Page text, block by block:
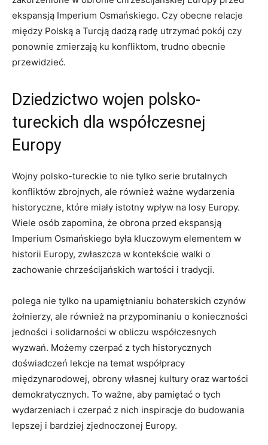
ekspansją ⁢Imperium Osmańskiego. Czy ​obecne relacje
między Polską ‌a ⁢Turcją dadzą radę utrzymać⁤ pokój ⁤czy
ponownie zmierzają ku konfliktom, ‌trudno‌ obecnie
przewidzieć.
Dziedzictwo wojen polsko-
tureckich dla współczesnej
Europy
Wojny polsko-tureckie to nie tylko serie brutalnych
konfliktów zbrojnych, ale również⁢ ważne⁢ wydarzenia
historyczne, które miały istotny wpływ ​na losy‍ Europy.‍
Wiele osób zapomina, że obrona ‌przed ekspansją
‌Imperium ‌Osmańskiego ⁤była kluczowym ‌elementem w
historii Europy, zwłaszcza w ⁣kontekście walki o
zachowanie chrześcijańskich wartości i tradycji.
⁢polega nie tylko na upamiętnianiu bohaterskich czynów
⁢żołnierzy, ale​ również ‍na przypominaniu o konieczności
‍jedności i solidarności⁣ w obliczu współczesnych
wyzwań. Możemy czerpać z tych historycznych
doświadczeń ‍lekcje na ⁣temat współpracy
międzynarodowej, obrony własnej kultury oraz wartości
demokratycznych.‌ To ważne, aby pamiętać o tych
wydarzeniach i czerpać z nich inspiracje do budowania​
lepszej i bardziej zjednoczonej ⁢Europy.